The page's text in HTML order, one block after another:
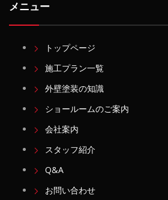
メニュー
トップページ
施工プラン一覧
外壁塗装の知識
ショールームのご案内
会社案内
スタッフ紹介
Q&A
お問い合わせ